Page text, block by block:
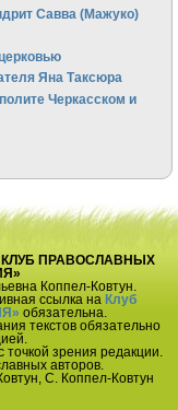
Савва (Мажуко)
Яна Таксюра
Черкасском и
КЛУБ ПРАВОСЛАВНЫХ
Коппел-Ковтун.
ссылка на Клуб
обязательна.
текстов обязательно
зрения редакции.
авторов.
С. Коппел-Ковтун